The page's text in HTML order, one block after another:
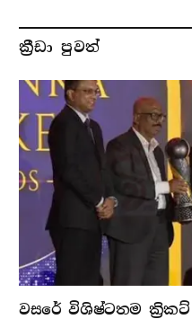
ක්‍රීඩා පුවත්
වසරේ විශිෂ්ටතම